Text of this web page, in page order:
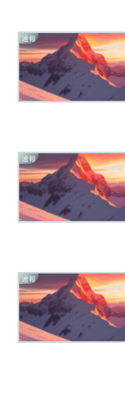
速報
速報
速報